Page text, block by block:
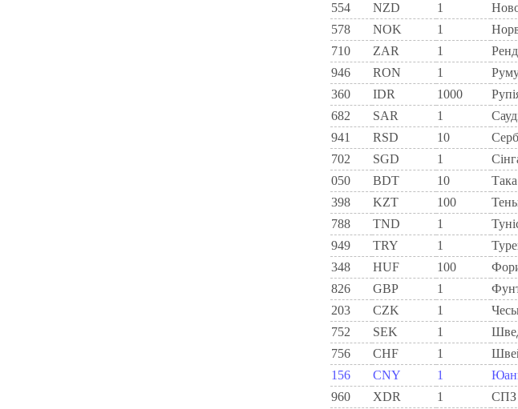
554
NZD 1
578
NOK 1
710
ZAR 1 Ренд
946
RON 1
360
IDR 1000
682
SAR 1
941
RSD 10
702
SGD 1
050
BDT 10 Така
398
KZT 100
788
TND 1
949
TRY 1
348
HUF 100
826
GBP 1
203
CZK 1
752
SEK 1
756
CHF 1
156
CNY 1
960
XDR 1 СПЗ